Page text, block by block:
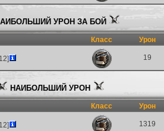
УРОН ЗА БОЙ
Класс Урон
19
НАИБОЛЬШИЙ УРОН
Класс Урон
1319